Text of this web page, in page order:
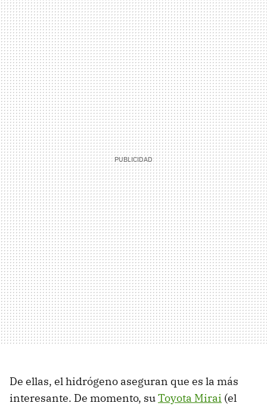
De ellas, el hidrógeno aseguran que es la más
interesante. De momento, suToyota Mirai (el